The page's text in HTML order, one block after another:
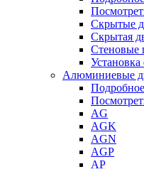
Скрытые
Скрытая
Стеновые
Алюминиевые
AG
AGK
AGN
AGP
AP